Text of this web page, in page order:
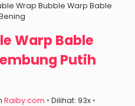
Wrap Bubble Warp Bable
Warp Bable
Putih
Raiby.com ◦ Dilihat: 93x ◦